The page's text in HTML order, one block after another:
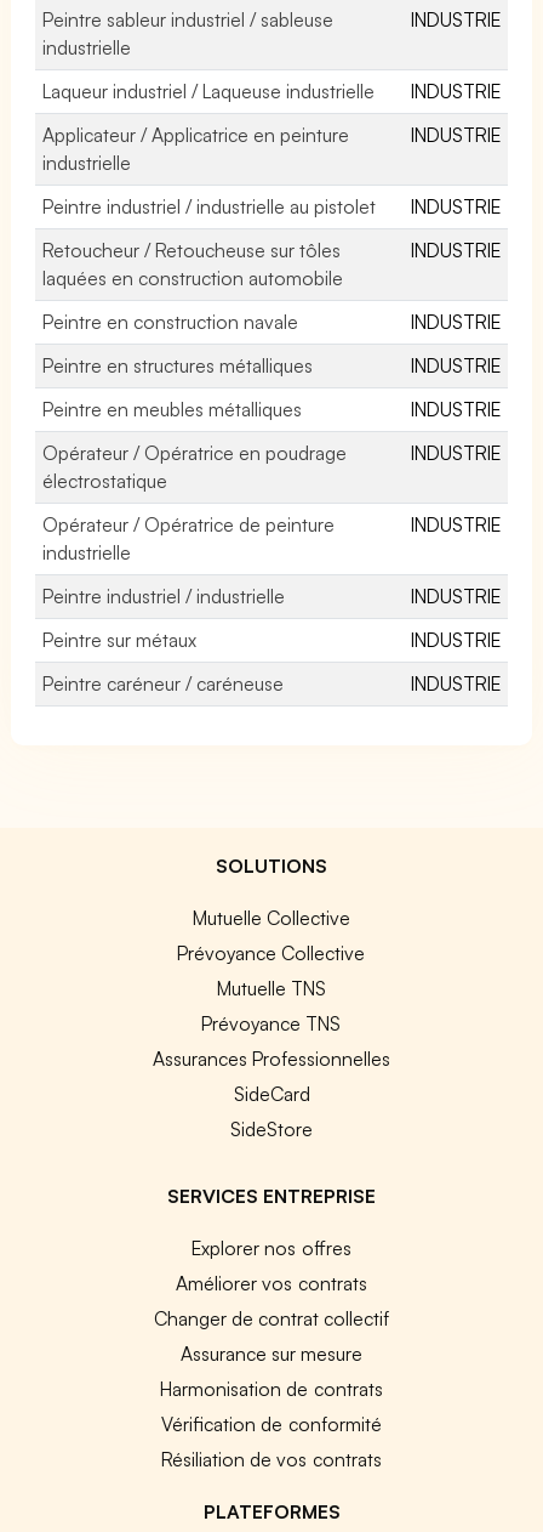
Peintre sableur industriel / sableuse
industrielle
INDUSTRIE
Laqueur industriel / Laqueuse industrielle
INDUSTRIE
Applicateur / Applicatrice en peinture
industrielle
INDUSTRIE
Peintre industriel / industrielle au pistolet
INDUSTRIE
Retoucheur / Retoucheuse sur tôles
laquées en construction automobile
INDUSTRIE
Peintre en construction navale
INDUSTRIE
Peintre en structures métalliques
INDUSTRIE
Peintre en meubles métalliques
INDUSTRIE
Opérateur / Opératrice en poudrage
électrostatique
INDUSTRIE
Opérateur / Opératrice de peinture
industrielle
INDUSTRIE
Peintre industriel / industrielle
INDUSTRIE
Peintre sur métaux
INDUSTRIE
Peintre caréneur / caréneuse
INDUSTRIE
SOLUTIONS
Mutuelle Collective
Prévoyance Collective
Mutuelle TNS
Prévoyance TNS
Assurances Professionnelles
SideCard
SideStore
SERVICES ENTREPRISE
Explorer nos offres
Améliorer vos contrats
Changer de contrat collectif
Assurance sur mesure
Harmonisation de contrats
Vérification de conformité
Résiliation de vos contrats
PLATEFORMES